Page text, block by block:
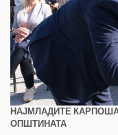
НАЈМЛАДИТЕ
ОПШТИНАТА